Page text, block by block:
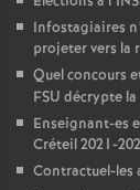
Infostagiaires
projeter vers la
Quel concours
FSU décrypte
Enseignant-es
Créteil 2021-
Contractuel-les